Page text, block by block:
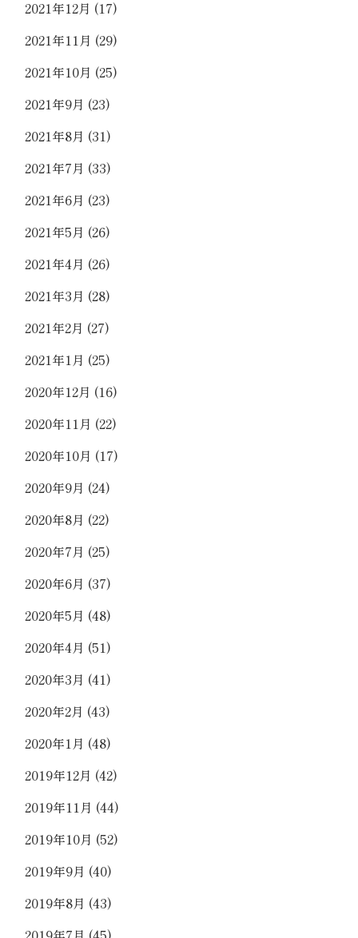
2021年12月 (17)
2021年11月 (29)
2021年10月 (25)
2021年9月 (23)
2021年8月 (31)
2021年7月 (33)
2021年6月 (23)
2021年5月 (26)
2021年4月 (26)
2021年3月 (28)
2021年2月 (27)
2021年1月 (25)
2020年12月 (16)
2020年11月 (22)
2020年10月 (17)
2020年9月 (24)
2020年8月 (22)
2020年7月 (25)
2020年6月 (37)
2020年5月 (48)
2020年4月 (51)
2020年3月 (41)
2020年2月 (43)
2020年1月 (48)
2019年12月 (42)
2019年11月 (44)
2019年10月 (52)
2019年9月 (40)
2019年8月 (43)